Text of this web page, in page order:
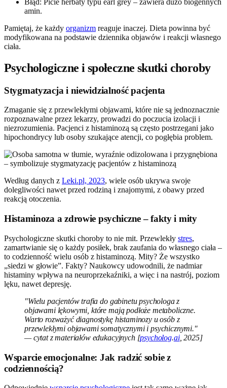
amin.
Pamiętaj, że każdy organizm reaguje inaczej. Dieta powinna być
modyfikowana na podstawie dziennika objawów i reakcji własnego
ciała.
Psychologiczne i społeczne skutki choroby
Stygmatyzacja i niewidzialność pacjenta
Zmaganie się z przewlekłymi objawami, które nie są jednoznacznie
rozpoznawalne przez lekarzy, prowadzi do poczucia izolacji i
niezrozumienia. Pacjenci z histaminozą są często postrzegani jako
hipochondrycy lub osoby szukające atencji, co pogłębia problem.
Według danych z Leki.pl, 2023, wiele osób ukrywa swoje
dolegliwości nawet przed rodziną i znajomymi, z obawy przed
reakcją otoczenia.
Histaminoza a zdrowie psychiczne – fakty i mity
Psychologiczne skutki choroby to nie mit. Przewlekły stres,
zamartwianie się o każdy posiłek, brak zaufania do własnego ciała –
to codzienność wielu osób z histaminozą. Mity? Że wszystko
„siedzi w głowie”. Fakty? Naukowcy udowodnili, że nadmiar
histaminy wpływa na neuroprzekaźniki, a więc i na nastrój, poziom
lęku, nawet depresję.
"Wielu pacjentów trafia do gabinetu psychologa z
objawami lękowymi, które mają podłoże metaboliczne.
Warto rozważyć diagnostykę histaminozy u osób z
przewlekłymi objawami somatycznymi i psychicznymi."
— cytat z materiałów edukacyjnych [psycholog.ai, 2025]
Wsparcie emocjonalne: Jak radzić sobie z
codziennością?